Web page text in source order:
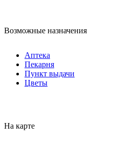
Возможные назначения
Аптека
Пекарня
Пункт выдачи
Цветы
На карте